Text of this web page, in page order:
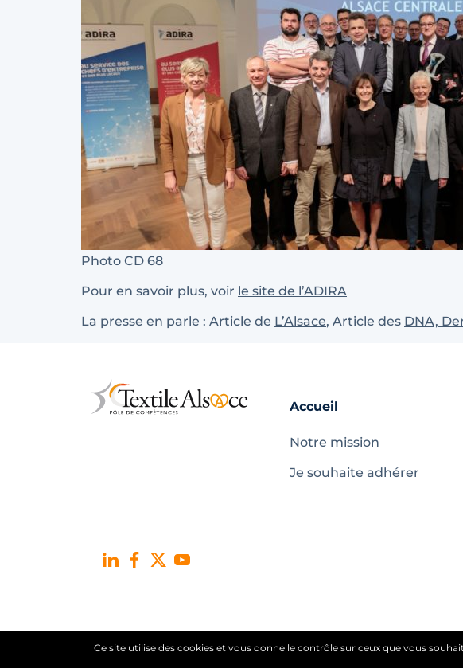
Photo CD 68
Pour en savoir plus, voir le site de l’ADIRA
La presse en parle : Article de L’Alsace, Article des DNA,
Accueil
Notre mission
Je souhaite adhérer
Mentions
Ce site utilise des cookies et vous donne le contrôle sur ceux que vous